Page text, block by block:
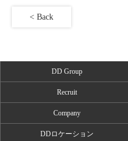
< Back
DD Group
Recruit
Company
DDロケーション